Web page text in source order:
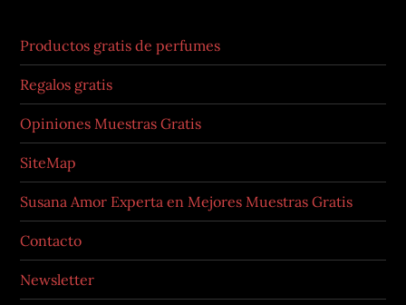
Productos gratis de perfumes
Regalos gratis
Opiniones Muestras Gratis
SiteMap
Susana Amor Experta en Mejores Muestras Gratis
Contacto
Newsletter